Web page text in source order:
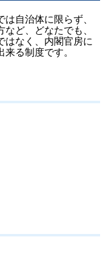
自治体に限らず、
ど、どなたでも、
はなく、内閣官房に
る制度です。